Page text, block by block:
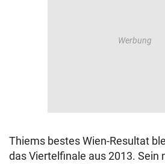
Thiems bestes Wien-Resultat
das Viertelfinale aus 2013. Sein